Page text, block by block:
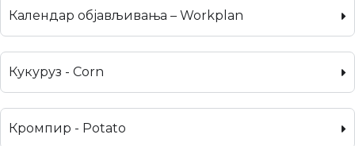
Календар објављивања – Workplan
Кукуруз - Corn
Кромпир - Potato